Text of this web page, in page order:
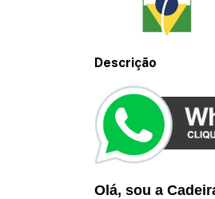
Descrição
Olá, sou a